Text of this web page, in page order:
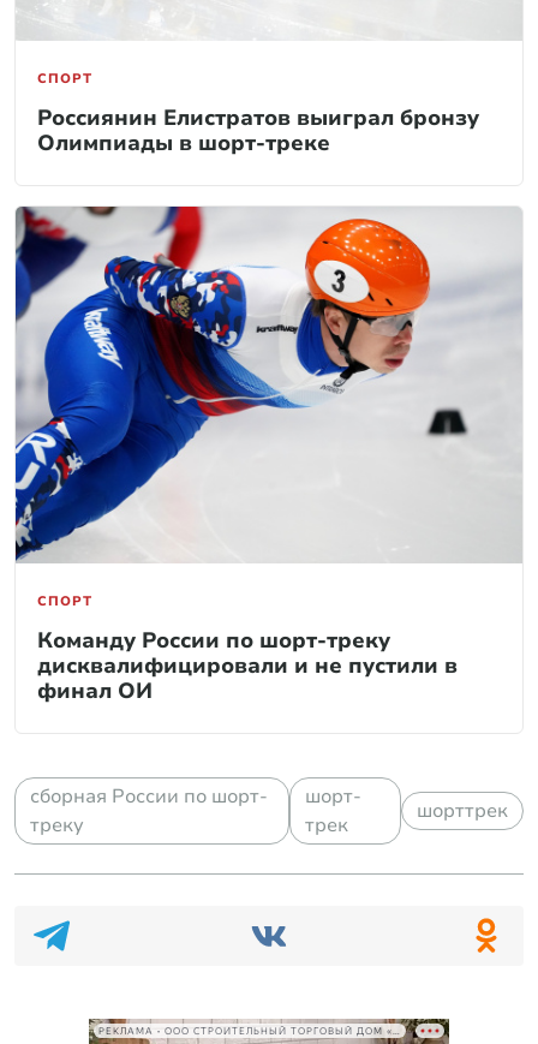
СПОРТ
Россиянин Елистратов выиграл бронзу
Олимпиады в шорт-треке
СПОРТ
Команду России по шорт-треку
дисквалифицировали и не пустили в
финал ОИ
сборная России по шорт-
треку
шорт-
трек
шорттрек
РЕКЛАМА • ООО СТРОИТЕЛЬНЫЙ ТОРГОВЫЙ ДОМ «ПЕТРОВИЧ», ИНН 7802348846